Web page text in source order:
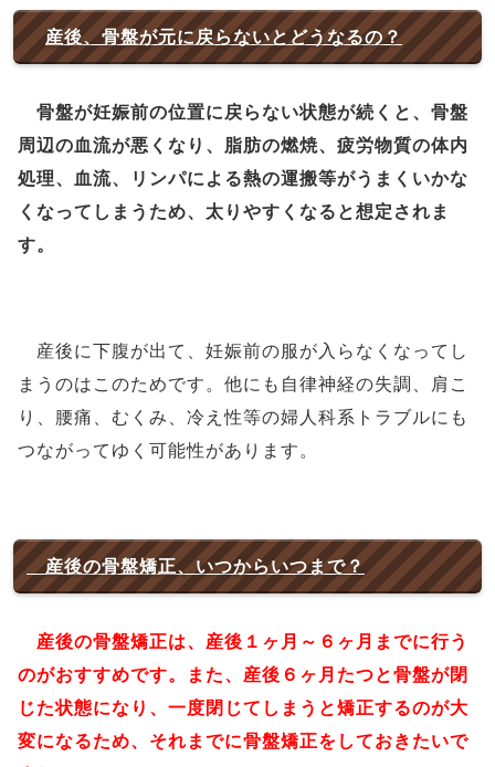
産後、骨盤が元に戻らないとどうなるの？
骨盤が妊娠前の位置に戻らない状態が続くと、骨盤
周辺の血流が悪くなり、脂肪の燃焼、疲労物質の体内
処理、血流、リンパによる熱の運搬等がうまくいかな
くなってしまうため、太りやすくなると想定されま
す。
産後に下腹が出て、妊娠前の服が入らなくなってし
まうのはこのためです。他にも自律神経の失調、肩こ
り、腰痛、むくみ、冷え性等の婦人科系トラブルにも
つながってゆく可能性があります。
産後の骨盤矯正、いつからいつまで？
産後の骨盤矯正は、産後１ヶ月～６ヶ月までに行う
のがおすすめです。また、産後６ヶ月たつと骨盤が閉
じた状態になり、一度閉じてしまうと矯正するのが大
変になるため、それまでに骨盤矯正をしておきたいで